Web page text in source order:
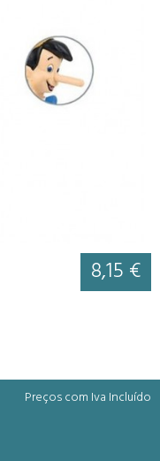
8,15 €
Preços com Iva Incluído